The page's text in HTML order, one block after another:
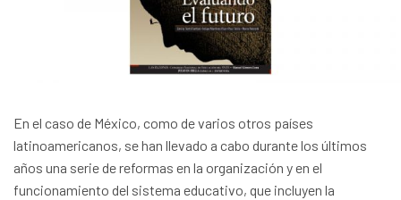
En el caso de México, como de varios otros países
latinoamericanos, se han llevado a cabo durante los últimos
años una serie de reformas en la organización y en el
funcionamiento del sistema educativo, que incluyen la